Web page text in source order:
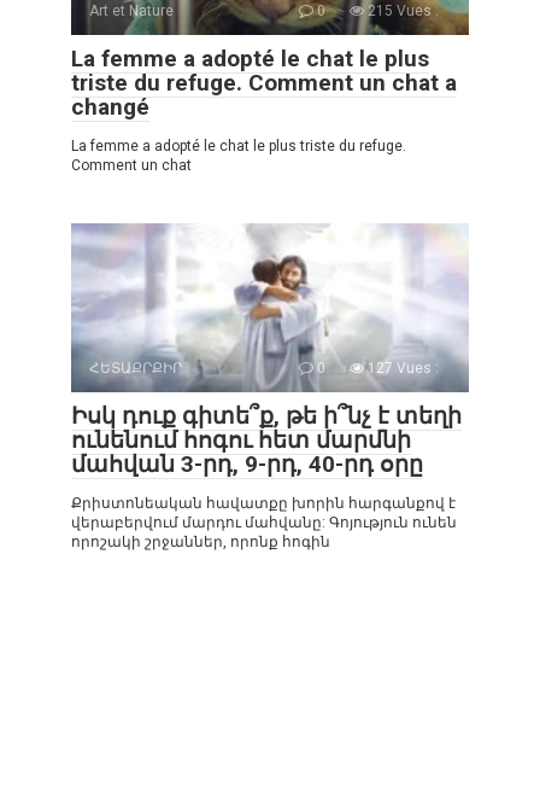
Art et Nature 0 215 Vues :
La femme a adopté le chat le plus
triste du refuge. Comment un chat a
changé
La femme a adopté le chat le plus triste du refuge.
Comment un chat
ՀԵՏԱՔՐՔԻՐ 0 127 Vues :
Իսկ դուք գիտե՞ք, թե ի՞նչ է տեղի
ունենում հոգու հետ մարմնի
մահվան 3-րդ, 9-րդ, 40-րդ օրը
Քրիստոնեական հավատքը խորին հարգանքով է
վերաբերվում մարդու մահվանը: Գոյություն ունեն
որոշակի շրջաններ, որոնք հոգին